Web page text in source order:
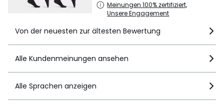
Meinungen 100% zertifiziert,
Unsere Engagement
Von der neuesten zur ältesten Bewertung
Alle Kundenmeinungen ansehen
Alle Sprachen anzeigen